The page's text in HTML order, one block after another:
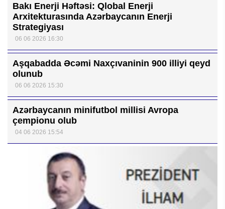
Bakı Enerji Həftəsi: Qlobal Enerji
Arxitekturasında Azərbaycanın Enerji
Strategiyası
06 06 2026 16:30
Aşqabadda Əcəmi Naxçıvaninin 900 illiyi qeyd
olunub
06 06 2026 15:30
Azərbaycanın minifutbol millisi Avropa
çempionu olub
04 06 2026 15:54